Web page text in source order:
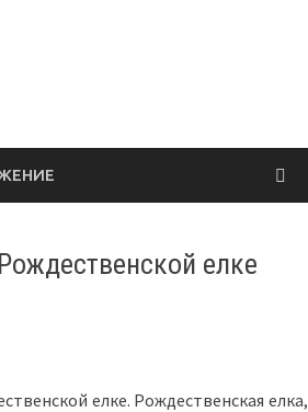
елке
елке. Рождественская елка,